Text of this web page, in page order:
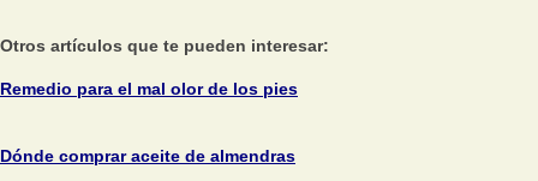
Otros artículos que te pueden interesar:
Remedio para el mal olor de los pies
Dónde comprar aceite de almendras